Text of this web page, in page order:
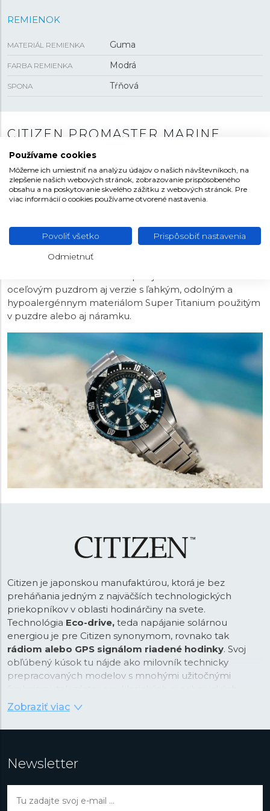
REMIENOK
MATERIÁL REMIENKA Guma
FARBA REMIENKA Modrá
SPONA Tŕňová
CITIZEN PROMASTER MARINE
Veľmi obľúbená modelová rada hodiniek určených na
potápanie z kolekcie Promaster ponúka parametre,
ktoré nadchnú sezónneho hobby potápača a rovnako
tak profesionála. Kolekcia obsahuje modely s
ponúkajú vodotesnosť minimálne200 metrov, čo je
doby ponoru umožňuje
oceľovým puzdrom aj verzie s ľahkým, odolným a
hypoalergénnym materiálom Super Titanium použitým
v puzdre alebo aj náramku.
Citizen je japonskou manufaktúrou, ktorá je bez
preháňania jedným z najväčších technologických
priekopníkov v oblasti hodinárčiny na svete.
Technológia Eco-drive, teda napájanie solárnou
energiou je pre Citizen synonymom, rovnako tak
rádiom alebo GPS signálom riadené hodinky. Svoj
obľúbený kúsok tu nájde ako milovník technicky
prepracovaných modelov s mnohými užitočnými
hodiniek. Citizen ponúka vlastné robustné a spoľahlivé
strojčeky v modelových radách, ktoré pokryjú všetky
možné nároky na hodinky. Či už ste pilot, potápač,
hodinky na každodenné nosenie. Výberom
akéhokoľvek modelu navyše získavate istotu veľmi
medzi výkonom a cenou.
Zobraziť viac
Newsletter
Používame cookies
Môžeme ich umiestniť na analýzu údajov o našich návštevníkoch, na
zlepšenie našich webových stránok, zobrazovanie prispôsobeného
obsahu a na poskytovanie skvelého zážitku z webových stránok. Pre
viac informácií o cookies používame otvorené nastavenia.
Povoliť všetko Prispôsobiť nastavenia
Odmietnuť